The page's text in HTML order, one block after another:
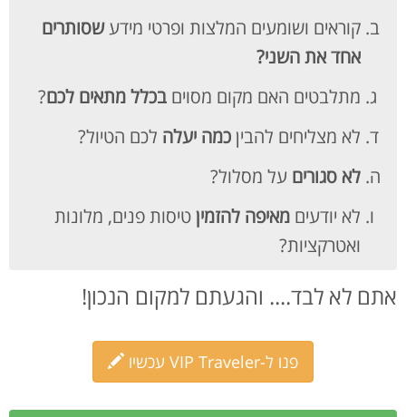
קוראים ושומעים המלצות ופרטי מידעשסותרים
אחד את השני?
מתלבטים האם מקום מסוים בכלל מתאים לכם?
לא מצליחים להבין כמה יעלה לכם הטיול?
לא סגורים על מסלול?
לא יודעים מאיפה להזמיןטיסות פנים, מלונות
ואטרקציות?
אתם לא לבד.... והגעתם למקום הנכון!
פנו ל-VIP Traveler עכשיו